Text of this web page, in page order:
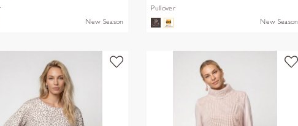
New Season
Pullover
New Season